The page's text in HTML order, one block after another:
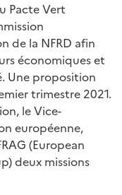
Pacte Vert
de la NFRD afin
économiques et
Une proposition
trimestre 2021.
le Vice-
européenne,
(European
deux missions